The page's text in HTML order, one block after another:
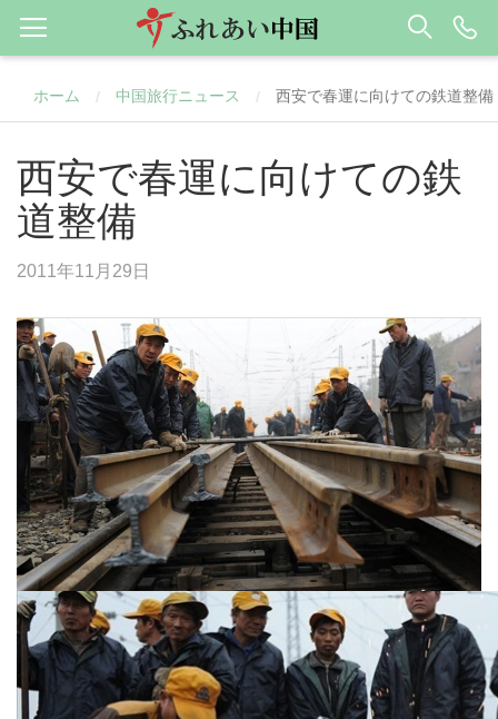
ホーム / 中国旅行ニュース / 西安で春運に向けての鉄道整備
西安で春運に向けての鉄
道整備
2011年11月29日